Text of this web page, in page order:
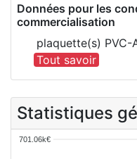
Données pour les
commercialisation
plaquette(s) PVC-
Tout savoir
Statistiques
701.06k€